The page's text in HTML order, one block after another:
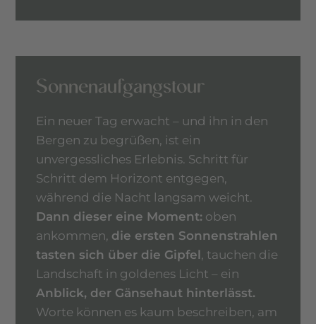
Sonnenaufgangstour
Ein neuer Tag erwacht – und ihn in den
Bergen zu begrüßen, ist ein
unvergessliches Erlebnis. Schritt für
Schritt dem Horizont entgegen,
während die Nacht langsam weicht.
Dann dieser eine Moment: oben
ankommen, die ersten Sonnenstrahlen
tasten sich über die Gipfel, tauchen die
Landschaft in goldenes Licht – ein
Anblick, der Gänsehaut hinterlässt.
Worte können es kaum beschreiben, am